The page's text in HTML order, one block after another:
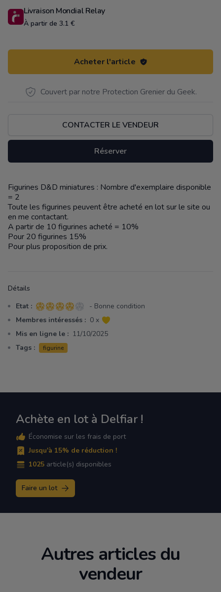
Livraison Mondial Relay
À partir de 3.1 €
Acheter l'article
Couvert par notre Protection Grenier du Geek.
CONTACTER LE VENDEUR
Réserver
Description
Figurines D&D miniatures : Nombre d'exemplaire disponible
= 2
Toute les figurines peuvent être acheté en lot sur le site ou
en me contactant.
A partir de 10 figurines acheté = 10%
Pour 20 figurines 15%
Pour plus proposition de prix.
Détails
Etat : 4 sur 5 étoiles
- Bonne condition
Membres intéressés : 0 x
Mis en ligne le : 11/10/2025
Tags :
figurine
Achète en lot à Delfiar !
Économise sur les frais de port
Jusqu'à 15% de réduction !
1025 article(s) disponibles
Faire un lot
Autres articles du
vendeur